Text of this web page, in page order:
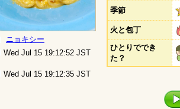
ニョキシー
Wed Jul 15 19:12:52 JST
Wed Jul 15 19:12:35 JST
季節
火と包丁
ひとりででき
た？